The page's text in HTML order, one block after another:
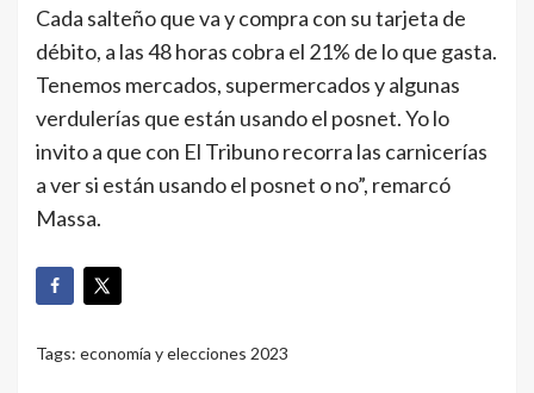
Cada salteño que va y compra con su tarjeta de
débito, a las 48 horas cobra el 21% de lo que gasta.
Tenemos mercados, supermercados y algunas
verdulerías que están usando el posnet. Yo lo
invito a que con El Tribuno recorra las carnicerías
a ver si están usando el posnet o no”, remarcó
Massa.
Tags: economía y elecciones 2023